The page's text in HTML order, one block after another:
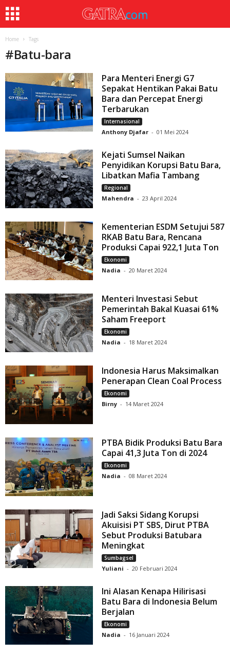
Home Tags
#Batu-bara
Para Menteri Energi G7
Sepakat Hentikan Pakai Batu
Bara dan Percepat Energi
Terbarukan
Internasional
Anthony Djafar - 01 Mei 2024
Kejati Sumsel Naikan
Penyidikan Korupsi Batu Bara,
Libatkan Mafia Tambang
Regional
Mahendra - 23 April 2024
Kementerian ESDM Setujui 587
RKAB Batu Bara, Rencana
Produksi Capai 922,1 Juta Ton
Ekonomi
Nadia - 20 Maret 2024
Menteri Investasi Sebut
Pemerintah Bakal Kuasai 61%
Saham Freeport
Ekonomi
Nadia - 18 Maret 2024
Indonesia Harus Maksimalkan
Penerapan Clean Coal Process
Ekonomi
Birny - 14 Maret 2024
PTBA Bidik Produksi Batu Bara
Capai 41,3 Juta Ton di 2024
Ekonomi
Nadia - 08 Maret 2024
Jadi Saksi Sidang Korupsi
Akuisisi PT SBS, Dirut PTBA
Sebut Produksi Batubara
Meningkat
Sumbagsel
Yuliani - 20 Februari 2024
Ini Alasan Kenapa Hilirisasi
Batu Bara di Indonesia Belum
Berjalan
Ekonomi
Nadia - 16 Januari 2024